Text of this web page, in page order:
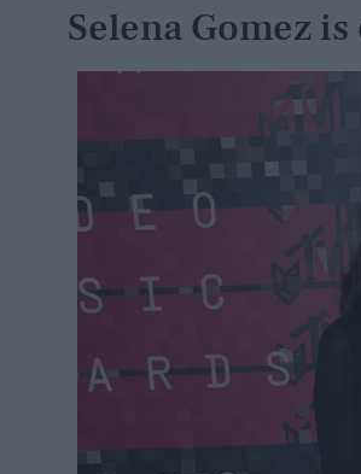
Selena Gomez